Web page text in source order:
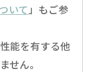
いて 」もご参
能を有する他
せん。